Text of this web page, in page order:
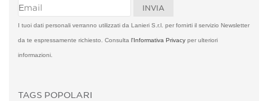
I tuoi dati personali verranno utilizzati da Lanieri S.r.l. per fornirti il servizio Newsletter
da te espressamente richiesto. Consulta l'Informativa Privacy per ulteriori
informazioni.
TAGS POPOLARI